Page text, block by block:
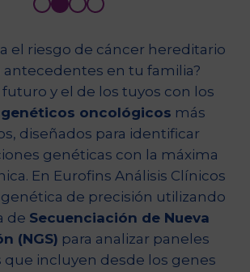
el riesgo de cáncer hereditario
antecedentes en tu familia?
y el de los tuyos con los
oncológicos más
diseñados para identificar
genéticas con la máxima
En Eurofins Análisis Clínicos
genética de precisión utilizando
de Secuenciación de Nueva
(NGS) para analizar paneles
que incluyen desde los genes